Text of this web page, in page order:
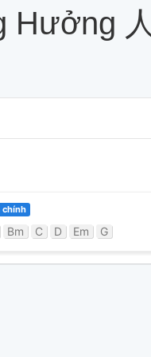
Hưởng
chính
Bm C D Em G